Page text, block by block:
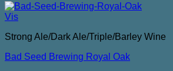
Vis
Strong Ale/Dark Ale/Triple/Barley Wine
Bad Seed Brewing Royal Oak